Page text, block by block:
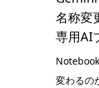
名称変
専用AI
変わるの